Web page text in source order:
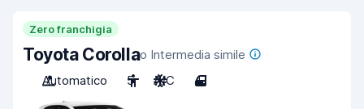
Zero franchigia
Toyota Corollao Intermedia simile
Automatico
5 A/C 4